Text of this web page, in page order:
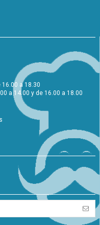
a 18.30
a 14.00 y de 16.00 a 18.00